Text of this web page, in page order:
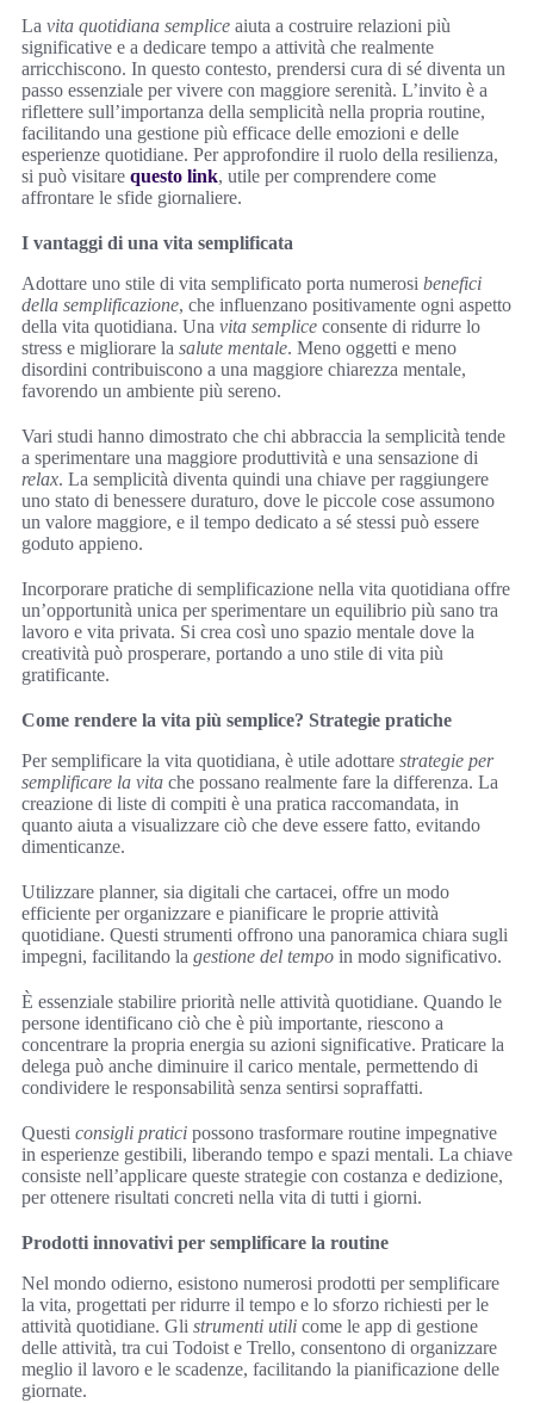
La vita quotidiana semplice aiuta a costruire relazioni più
significative e a dedicare tempo a attività che realmente
arricchiscono. In questo contesto, prendersi cura di sé diventa un
passo essenziale per vivere con maggiore serenità. L’invito è a
riflettere sull’importanza della semplicità nella propria routine,
facilitando una gestione più efficace delle emozioni e delle
esperienze quotidiane. Per approfondire il ruolo della resilienza,
si può visitare questo link, utile per comprendere come
affrontare le sfide giornaliere.
I vantaggi di una vita semplificata
Adottare uno stile di vita semplificato porta numerosi benefici
della semplificazione, che influenzano positivamente ogni aspetto
della vita quotidiana. Una vita semplice consente di ridurre lo
stress e migliorare la salute mentale. Meno oggetti e meno
disordini contribuiscono a una maggiore chiarezza mentale,
favorendo un ambiente più sereno.
Vari studi hanno dimostrato che chi abbraccia la semplicità tende
a sperimentare una maggiore produttività e una sensazione di
relax. La semplicità diventa quindi una chiave per raggiungere
uno stato di benessere duraturo, dove le piccole cose assumono
un valore maggiore, e il tempo dedicato a sé stessi può essere
goduto appieno.
Incorporare pratiche di semplificazione nella vita quotidiana offre
un’opportunità unica per sperimentare un equilibrio più sano tra
lavoro e vita privata. Si crea così uno spazio mentale dove la
creatività può prosperare, portando a uno stile di vita più
gratificante.
Come rendere la vita più semplice? Strategie pratiche
Per semplificare la vita quotidiana, è utile adottare strategie per
semplificare la vita che possano realmente fare la differenza. La
creazione di liste di compiti è una pratica raccomandata, in
quanto aiuta a visualizzare ciò che deve essere fatto, evitando
dimenticanze.
Utilizzare planner, sia digitali che cartacei, offre un modo
efficiente per organizzare e pianificare le proprie attività
quotidiane. Questi strumenti offrono una panoramica chiara sugli
impegni, facilitando la gestione del tempo in modo significativo.
È essenziale stabilire priorità nelle attività quotidiane. Quando le
persone identificano ciò che è più importante, riescono a
concentrare la propria energia su azioni significative. Praticare la
delega può anche diminuire il carico mentale, permettendo di
condividere le responsabilità senza sentirsi sopraffatti.
Questi consigli pratici possono trasformare routine impegnative
in esperienze gestibili, liberando tempo e spazi mentali. La chiave
consiste nell’applicare queste strategie con costanza e dedizione,
per ottenere risultati concreti nella vita di tutti i giorni.
Prodotti innovativi per semplificare la routine
Nel mondo odierno, esistono numerosi prodotti per semplificare
la vita, progettati per ridurre il tempo e lo sforzo richiesti per le
attività quotidiane. Gli strumenti utili come le app di gestione
delle attività, tra cui Todoist e Trello, consentono di organizzare
meglio il lavoro e le scadenze, facilitando la pianificazione delle
giornate.